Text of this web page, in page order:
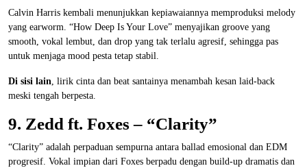
Calvin Harris kembali menunjukkan kepiawaiannya memproduksi melody
yang earworm. “How Deep Is Your Love” menyajikan groove yang
smooth, vokal lembut, dan drop yang tak terlalu agresif, sehingga pas
untuk menjaga mood pesta tetap stabil.
Di sisi lain, lirik cinta dan beat santainya menambah kesan laid-back
meski tengah berpesta.
9. Zedd ft. Foxes – “Clarity”
“Clarity” adalah perpaduan sempurna antara ballad emosional dan EDM
progresif. Vokal impian dari Foxes berpadu dengan build-up dramatis dan